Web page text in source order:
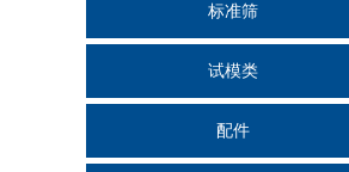
标准筛
试模类
配件